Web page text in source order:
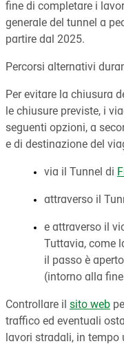
fine di completare i
generale del tunnel a
partire dal 2025.
Percorsi alternativi
Per evitare la chiusura
le chiusure previste, i
seguenti opzioni, a
e di destinazione del
via il Tunnel di
attraverso il
e attraverso il
Tuttavia, come
il passo è
(intorno alla
Controllare il sito web
traffico ed eventuali
lavori stradali, in